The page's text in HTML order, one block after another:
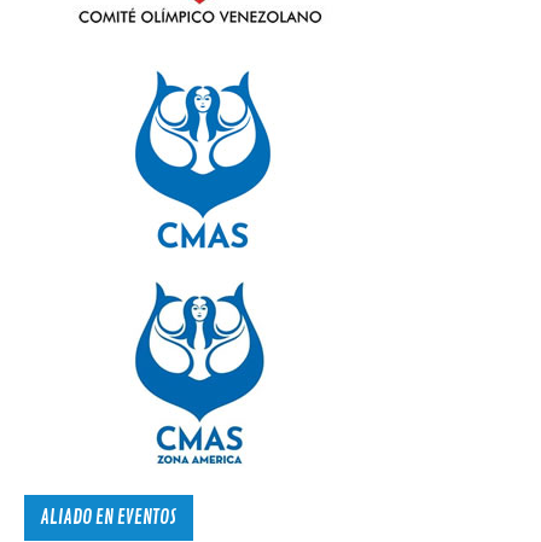
ALIADO EN EVENTOS